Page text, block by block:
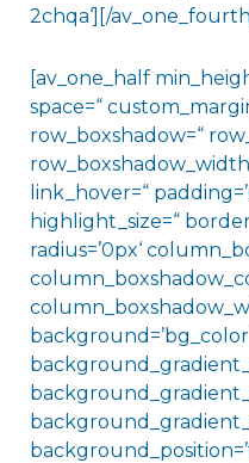
2chqa‘][/
[av_one_half
space=“
row_boxshadow=“
link_hover=“
highlight_size=“
radius=’0px‘